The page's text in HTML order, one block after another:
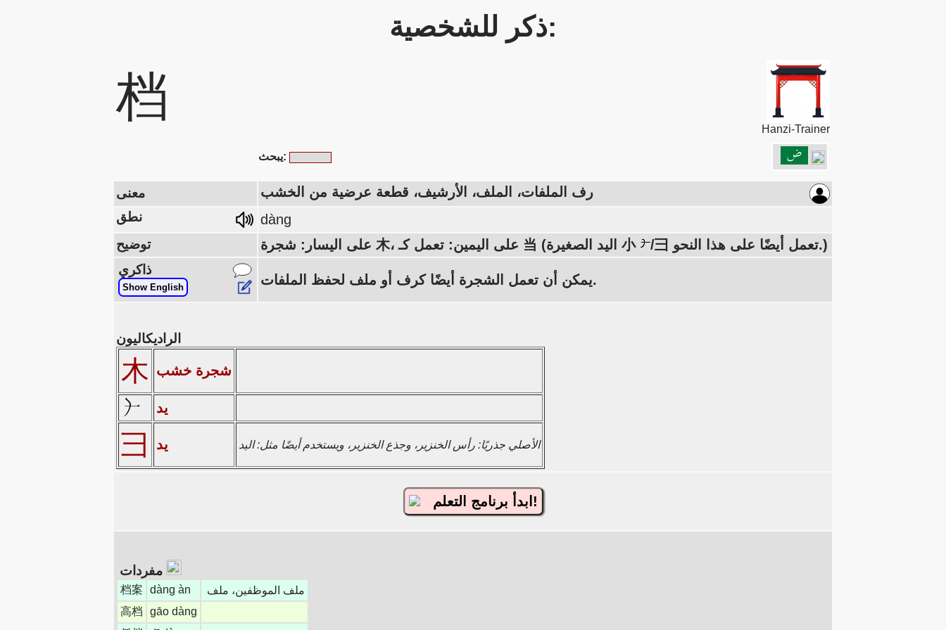
ذكر للشخصية:
档
Hanzi-Trainer
يبحث:
معنى رف الملفات، الملف، الأرشيف، قطعة عرضية من الخشب
نطق dàng
توضيح على اليسار: شجرة 木، على اليمين: تعمل كـ 当 (اليد الصغيرة 小 /彐 تعمل أيضًا على هذا النحو.)
ذاكري
Show English يمكن أن تعمل الشجرة أيضًا كرف أو ملف لحفظ الملفات.
الراديكاليون
木 شجرة خشب
يد
彐 يد الأصلي جذريًا: رأس الخنزير، وجذع الخنزير، ويستخدم أيضًا مثل: اليد
ابدأ برنامج التعلم!
档案 dàng àn
ملف الموظفين، ملف
高档
gāo dàng